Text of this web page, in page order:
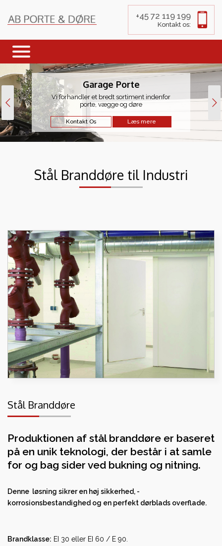
+45 72 119 199
Kontakt os:
Garage Porte
Vi forhandler et bredt sortiment indenfor
porte, vægge og døre
Kontakt Os Læs mere
Stål Branddøre til Industri
Stål Branddøre
Produktionen af stål branddøre er baseret
på en unik teknologi, der består i at samle
for og bag sider ved bukning og nitning.
Denne løsning sikrer en høj sikkerhed, -
korrosionsbestandighed og en perfekt dørblads overflade.
Brandklasse: EI 30 eller EI 60 / E 90.